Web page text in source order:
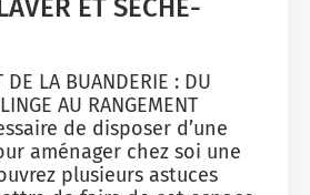
ET SÈCHE-
DE LA BUANDERIE : DU
AU RANGEMENT
de disposer d’une
aménager chez soi une
plusieurs astuces